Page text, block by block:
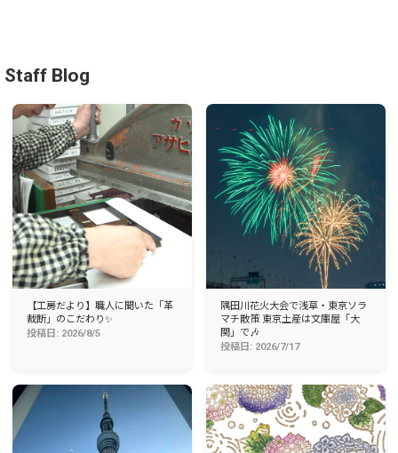
Staff Blog
【工房だより】職人に聞いた「革
裁断」のこだわり✨
投稿日: 2026/8/5
隅田川花火大会で浅草・東京ソラ
マチ散策 東京土産は文庫屋「大
関」で🎶
投稿日: 2026/7/17